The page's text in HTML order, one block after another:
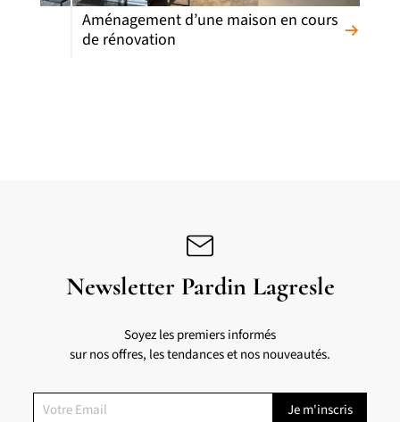
Aménagement d’une maison en cours
de rénovation
Newsletter Pardin Lagresle
Soyez les premiers informés
sur nos offres, les tendances et nos nouveautés.